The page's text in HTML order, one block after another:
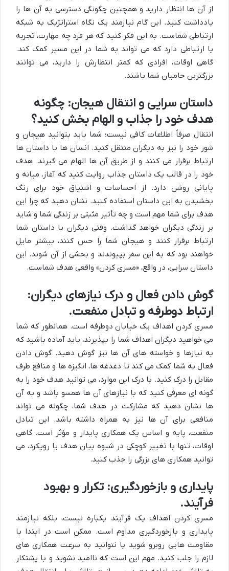
از آن ها انتظار دارید و همچنین چگونگی دسترسی به آن ها را
یادداشت کنید. این گام نیازمند یک نگاه استراتژیک به شبکه
ارتباطی شماست. به این فکر کنید که هر فرد چه مهارت، تجربه
یا ارتباطی دارد که می تواند به شما در این مسیر کمک کند.
گاهی اوقات، افرادی که کمتر انتظارش را دارید، می توانند
بزرگترین حامیان شما باشند.
داستان سرایی و انتقال هیجان: چگونه
هدف خود را جذاب و الهام بخش کنید؟
انتقال صرفاً اطلاعات کافی نیست؛ شما باید بتوانید هیجان و
شور خود را نیز به دیگران منتقل کنید. انسان ها با داستان ها
ارتباط برقرار می کنند و از طریق آن ها الهام می گیرند. هدف
خود را در قالب یک داستان جذاب روایت کنید که آغاز، میانه و
پایانی روشن دارد. از احساسات و اشتیاق خود برای رنگ
بخشیدن به این داستان استفاده کنید. نشان دهید که چرا این
هدف برای شما مهم است و چه تأثیر مثبتی بر زندگی شما و شاید
بر زندگی دیگران خواهد گذاشت. وقتی دیگران با داستان شما
ارتباط برقرار کنند و هیجان شما را حس کنند، بیشتر مایل
خواهند بود که به این سفر بپیوندند و بخشی از آن شوند. این
داستان سرایی، در واقع، «مسری کردن» واقعی هدف شماست.
گوش دادن فعال و درک نیازهای دیگران:
ارتباط دوطرفه و تبادل منفعت.
مسری کردن اهداف یک خیابان دوطرفه است. همانطور که شما
می خواهید دیگران اهداف شما را بپذیرند، باید آماده باشید که
به نیازها و خواسته های آن ها نیز گوش دهید. گوش دادن
فعال به شما کمک می کند تا دغدغه ها، انگیزه ها و منافع طرف
مقابل را درک کنید. با درک این موارد، می توانید هدف خود را به
گونه ای معرفی کنید که با نیازهای آن ها همسو باشد و به آن
ها نشان دهید که مشارکت در هدف شما، چگونه می تواند
منافعی برای آن ها نیز به همراه داشته باشد. این تبادل
منفعت، پایه و اساس یک همکاری پایدار و مؤثر است. گاهی
اوقات، تنها با تغییر کوچکی در شیوه بیان هدف یا رویکرد، می
توانید همکاری های بزرگی را جذب کنید.
پایداری و بازخوردگیری: تکرار و بهبود
فرآیند.
مسری کردن اهداف یک فرآیند یکباره نیست، بلکه نیازمند
پایداری و بازخوردگیری مداوم است. ممکن است در ابتدا با
مقاومت هایی روبرو شوید یا نتوانید به سرعت همکاری های
لازم را جلب کنید. مهم این است که ناامید نشوید و با پشتکار